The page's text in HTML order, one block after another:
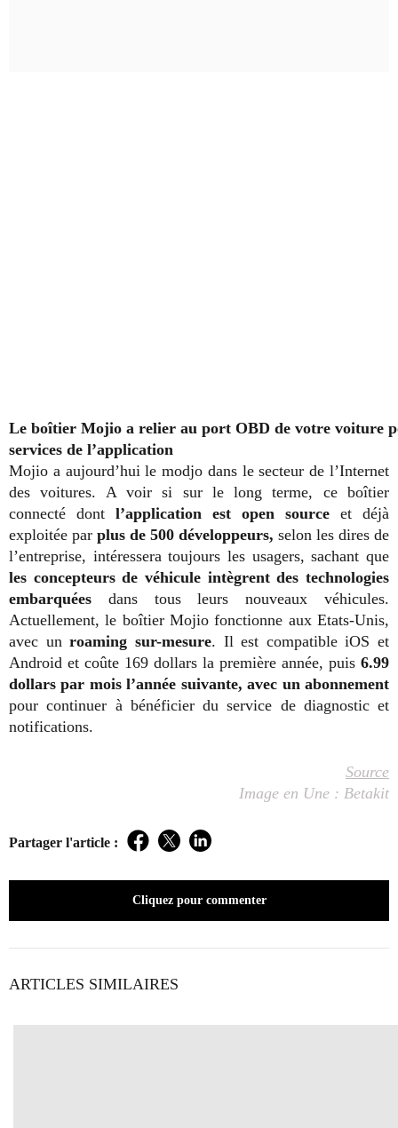
Le boîtier Mojio a relier au port OBD de votre voiture
services de l’application
Mojio a aujourd’hui le modjo dans le secteur de l’Internet
des voitures. A voir si sur le long terme, ce boîtier
connecté dont l’application est open source et déjà
exploitée par plus de 500 développeurs, selon les dires de
l’entreprise, intéressera toujours les usagers, sachant que
les concepteurs de véhicule intègrent des technologies
embarquées dans tous leurs nouveaux véhicules.
Actuellement, le boîtier Mojio fonctionne aux Etats-Unis,
avec unroaming sur-mesure. Il est compatible iOS et
Android et coûte 169 dollars la première année, puis 6.99
dollars par mois l’année suivante, avec un abonnement
pour continuer à bénéficier du service de diagnostic et
notifications.
Source
Image en Une : Betakit
Partager l'article : Facebook
TwitterLinkedIn
Cliquez pour commenter
ARTICLES SIMILAIRES